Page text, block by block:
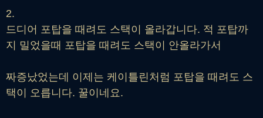
2.
드디어 포탑을 때려도 스택이 올라갑니다. 적 포탑까
지 밀었을때 포탑을 때려도 스택이 안올라가서
짜증났었는데 이제는 케이틀린처럼 포탑을 때려도 스
택이 오릅니다. 꿀이네요.